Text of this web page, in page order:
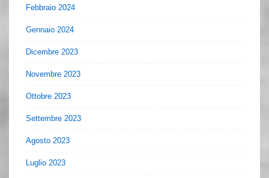
Febbraio 2024
Gennaio 2024
Dicembre 2023
Novembre 2023
Ottobre 2023
Settembre 2023
Agosto 2023
Luglio 2023